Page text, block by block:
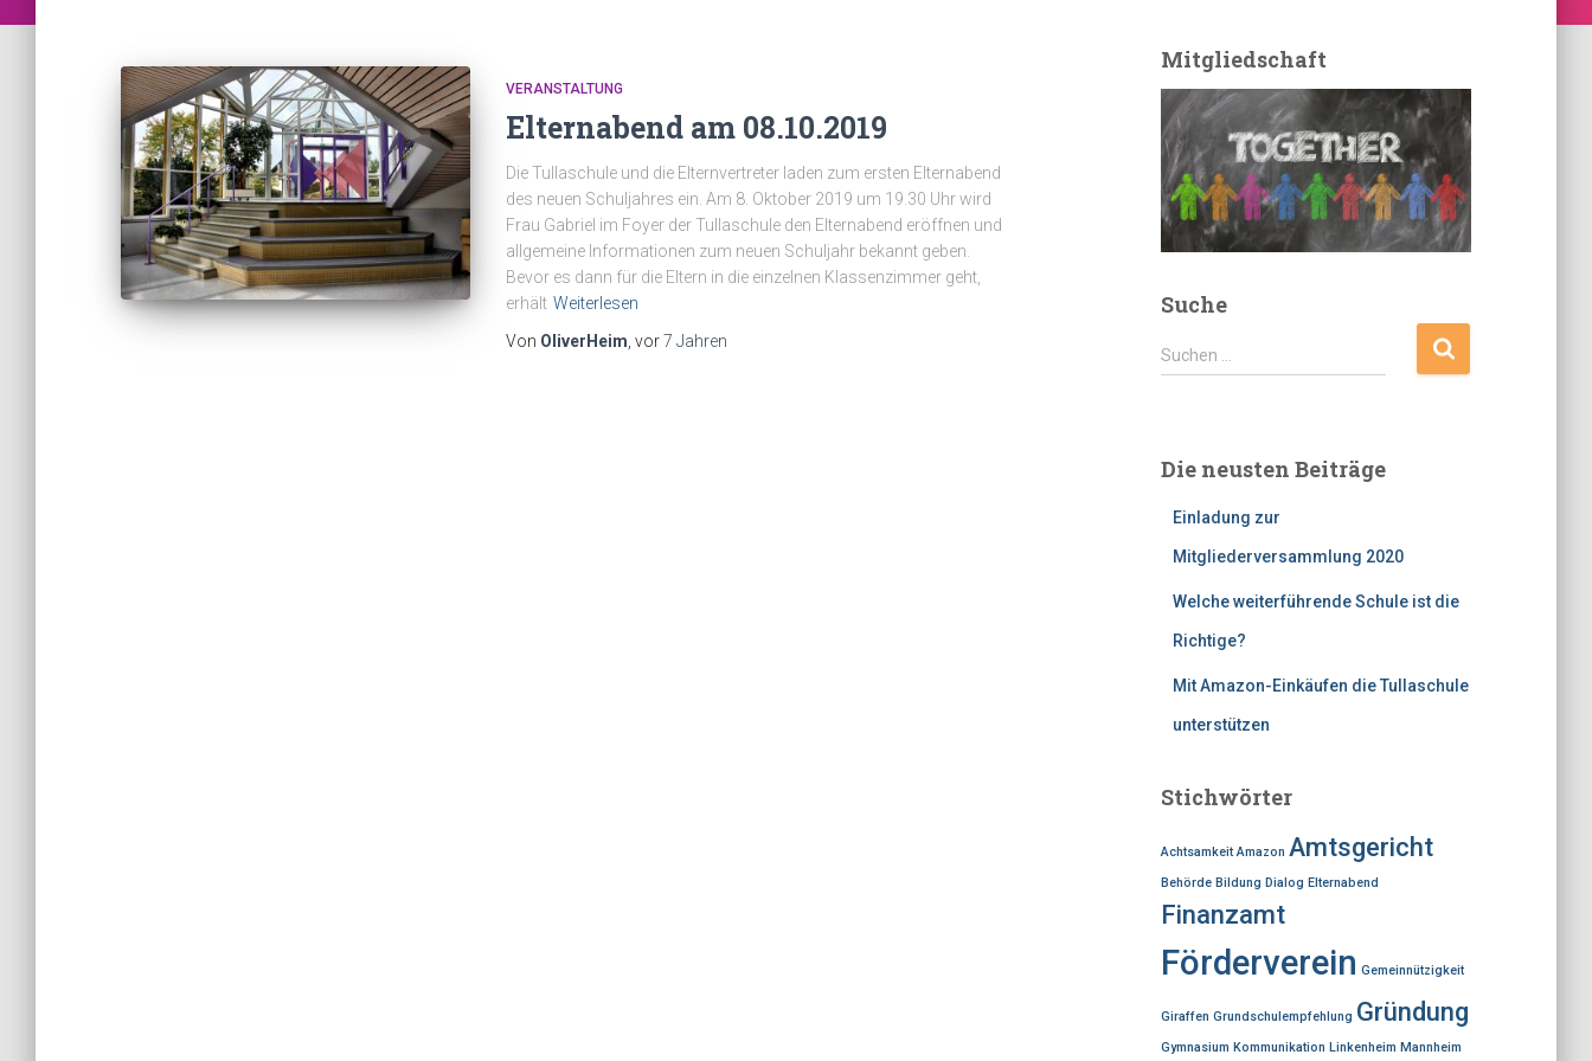
VERANSTALTUNG
Elternabend am 08.10.2019
Die Tullaschule und die Elternvertreter laden zum ersten Elternabend
des neuen Schuljahres ein. Am 8. Oktober 2019 um 19.30 Uhr wird
Frau Gabriel im Foyer der Tullaschule den Elternabend eröffnen und
allgemeine Informationen zum neuen Schuljahr bekannt geben.
Bevor es dann für die Eltern in die einzelnen Klassenzimmer geht,
erhält Weiterlesen
Von OliverHeim , vor7 Jahren
Mitgliedschaft
Suche
S
u
n
Suchen …
Die neusten Beiträge
Einladung zur
Mitgliederversammlung 2020
Welche weiterführende Schule ist die
Richtige?
Mit Amazon-Einkäufen die Tullaschule
unterstützen
Stichwörter
Achtsamkeit Amazon Amtsgericht
Behörde Bildung Dialog Elternabend
Finanzamt
Förderverein Gemeinnützigkeit
Giraffen Grundschulempfehlung Gründung
Gymnasium Kommunikation Linkenheim Mannheim